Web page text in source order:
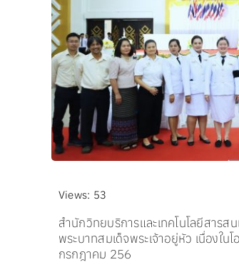
Views: 53
สำนักวิทยบริการและเทคโนโลยีสารส
พระบาทสมเด็จพระเจ้าอยู่หัว เนื่องใ
กรกฎาคม 256